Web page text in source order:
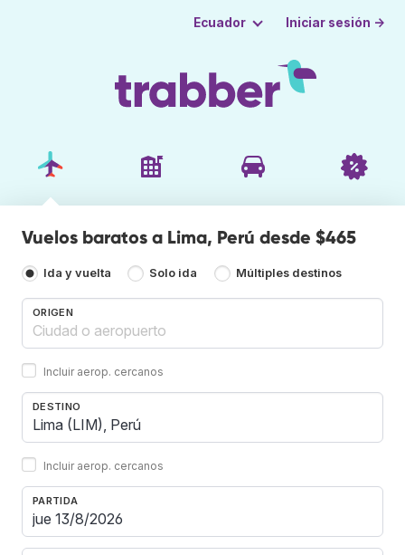
Ecuador Iniciar sesión →
Vuelos baratos a Lima, Perú desde $465
Ida y vuelta Solo ida Múltiples destinos
ORIGEN
Incluir aerop. cercanos
DESTINO
Incluir aerop. cercanos
PARTIDA